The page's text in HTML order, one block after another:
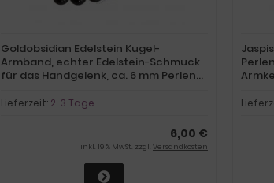
Goldobsidian Edelstein Kugel-
Armband, echter Edelstein-Schmuck
für das Handgelenk, ca. 6 mm Perlen
Lieferzeit: 2-3 Tage
6,00 €
inkl. 19 % MwSt. zzgl. Versandkosten